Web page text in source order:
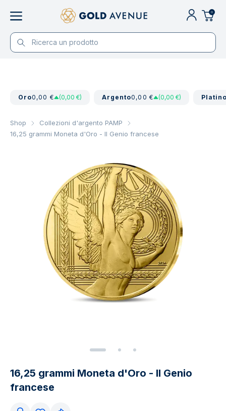
0
Oro0,00 € (0,00 €) Argento0,00 € (0,00 €)
Shop
Collezioni d'argento PAMP
16,25 grammi Moneta d'Oro - Il Genio francese
16,25 grammi Moneta d'Oro - Il Genio
francese